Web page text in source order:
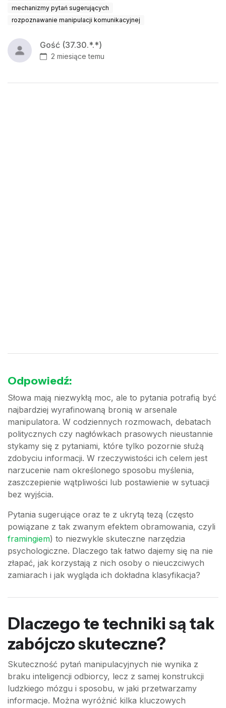
mechanizmy pytań sugerujących
rozpoznawanie manipulacji komunikacyjnej
Gość (37.30.*.*)
2 miesiące temu
Odpowiedź:
Słowa mają niezwykłą moc, ale to pytania potrafią być
najbardziej wyrafinowaną bronią w arsenale
manipulatora. W codziennych rozmowach, debatach
politycznych czy nagłówkach prasowych nieustannie
stykamy się z pytaniami, które tylko pozornie służą
zdobyciu informacji. W rzeczywistości ich celem jest
narzucenie nam określonego sposobu myślenia,
zaszczepienie wątpliwości lub postawienie w sytuacji
bez wyjścia.
Pytania sugerujące oraz te z ukrytą tezą (często
powiązane z tak zwanym efektem obramowania, czyli
framingiem) to niezwykle skuteczne narzędzia
psychologiczne. Dlaczego tak łatwo dajemy się na nie
złapać, jak korzystają z nich osoby o nieuczciwych
zamiarach i jak wygląda ich dokładna klasyfikacja?
Dlaczego te techniki są tak
zabójczo skuteczne?
Skuteczność pytań manipulacyjnych nie wynika z
braku inteligencji odbiorcy, lecz z samej konstrukcji
ludzkiego mózgu i sposobu, w jaki przetwarzamy
informacje. Można wyróżnić kilka kluczowych